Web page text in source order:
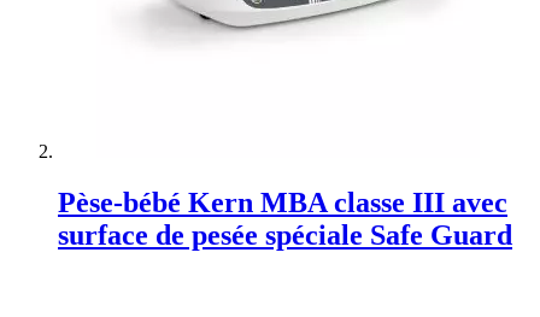
Pèse-bébé Kern MBA classe III avec
surface de pesée spéciale Safe Guard